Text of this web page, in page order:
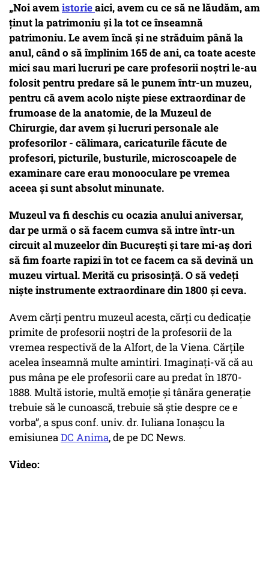
„Noi avemistorieaici, avem cu ce să ne lăudăm, am
ținut la patrimoniu și la tot ce înseamnă
patrimoniu. Le avem încă și ne străduim până la
anul, când o să împlinim 165 de ani, ca toate aceste
mici sau mari lucruri pe care profesorii noștri le-au
folosit pentru predare să le punem într-un muzeu,
pentru că avem acolo niște piese extraordinar de
frumoase de la anatomie, de la Muzeul de
Chirurgie, dar avem și lucruri personale ale
profesorilor - călimara, caricaturile făcute de
profesori, picturile, busturile, microscoapele de
examinare care erau monooculare pe vremea
aceea și sunt absolut minunate.
Muzeul va fi deschis cu ocazia anului aniversar,
dar pe urmă o să facem cumva să intre într-un
circuit al muzeelor din București și tare mi-aș dori
să fim foarte rapizi în tot ce facem ca să devină un
muzeu virtual. Merită cu prisosință. O să vedeți
niște instrumente extraordinare din 1800 și ceva.
Avem cărți pentru muzeul acesta, cărți cu dedicație
primite de profesorii noștri de la profesorii de la
vremea respectivă de la Alfort, de la Viena. Cărțile
acelea înseamnă multe amintiri. Imaginați-vă că au
pus mâna pe ele profesorii care au predat în 1870-
1888. Multă istorie, multă emoție și tânăra generație
trebuie să le cunoască, trebuie să știe despre ce e
vorba”, a spus conf. univ. dr. Iuliana Ionașcu la
emisiuneaDC Anima, de pe DC News.
Video: